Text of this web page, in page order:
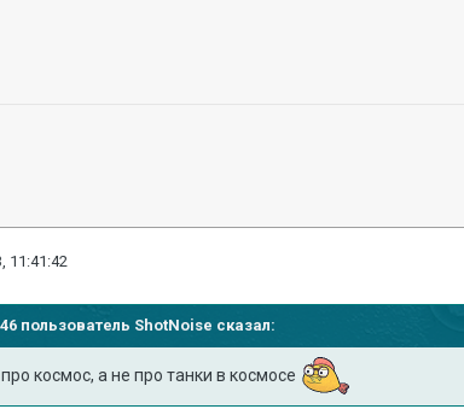
11:41:42
пользователь ShotNoise сказал:
космос, а не про танки в космосе